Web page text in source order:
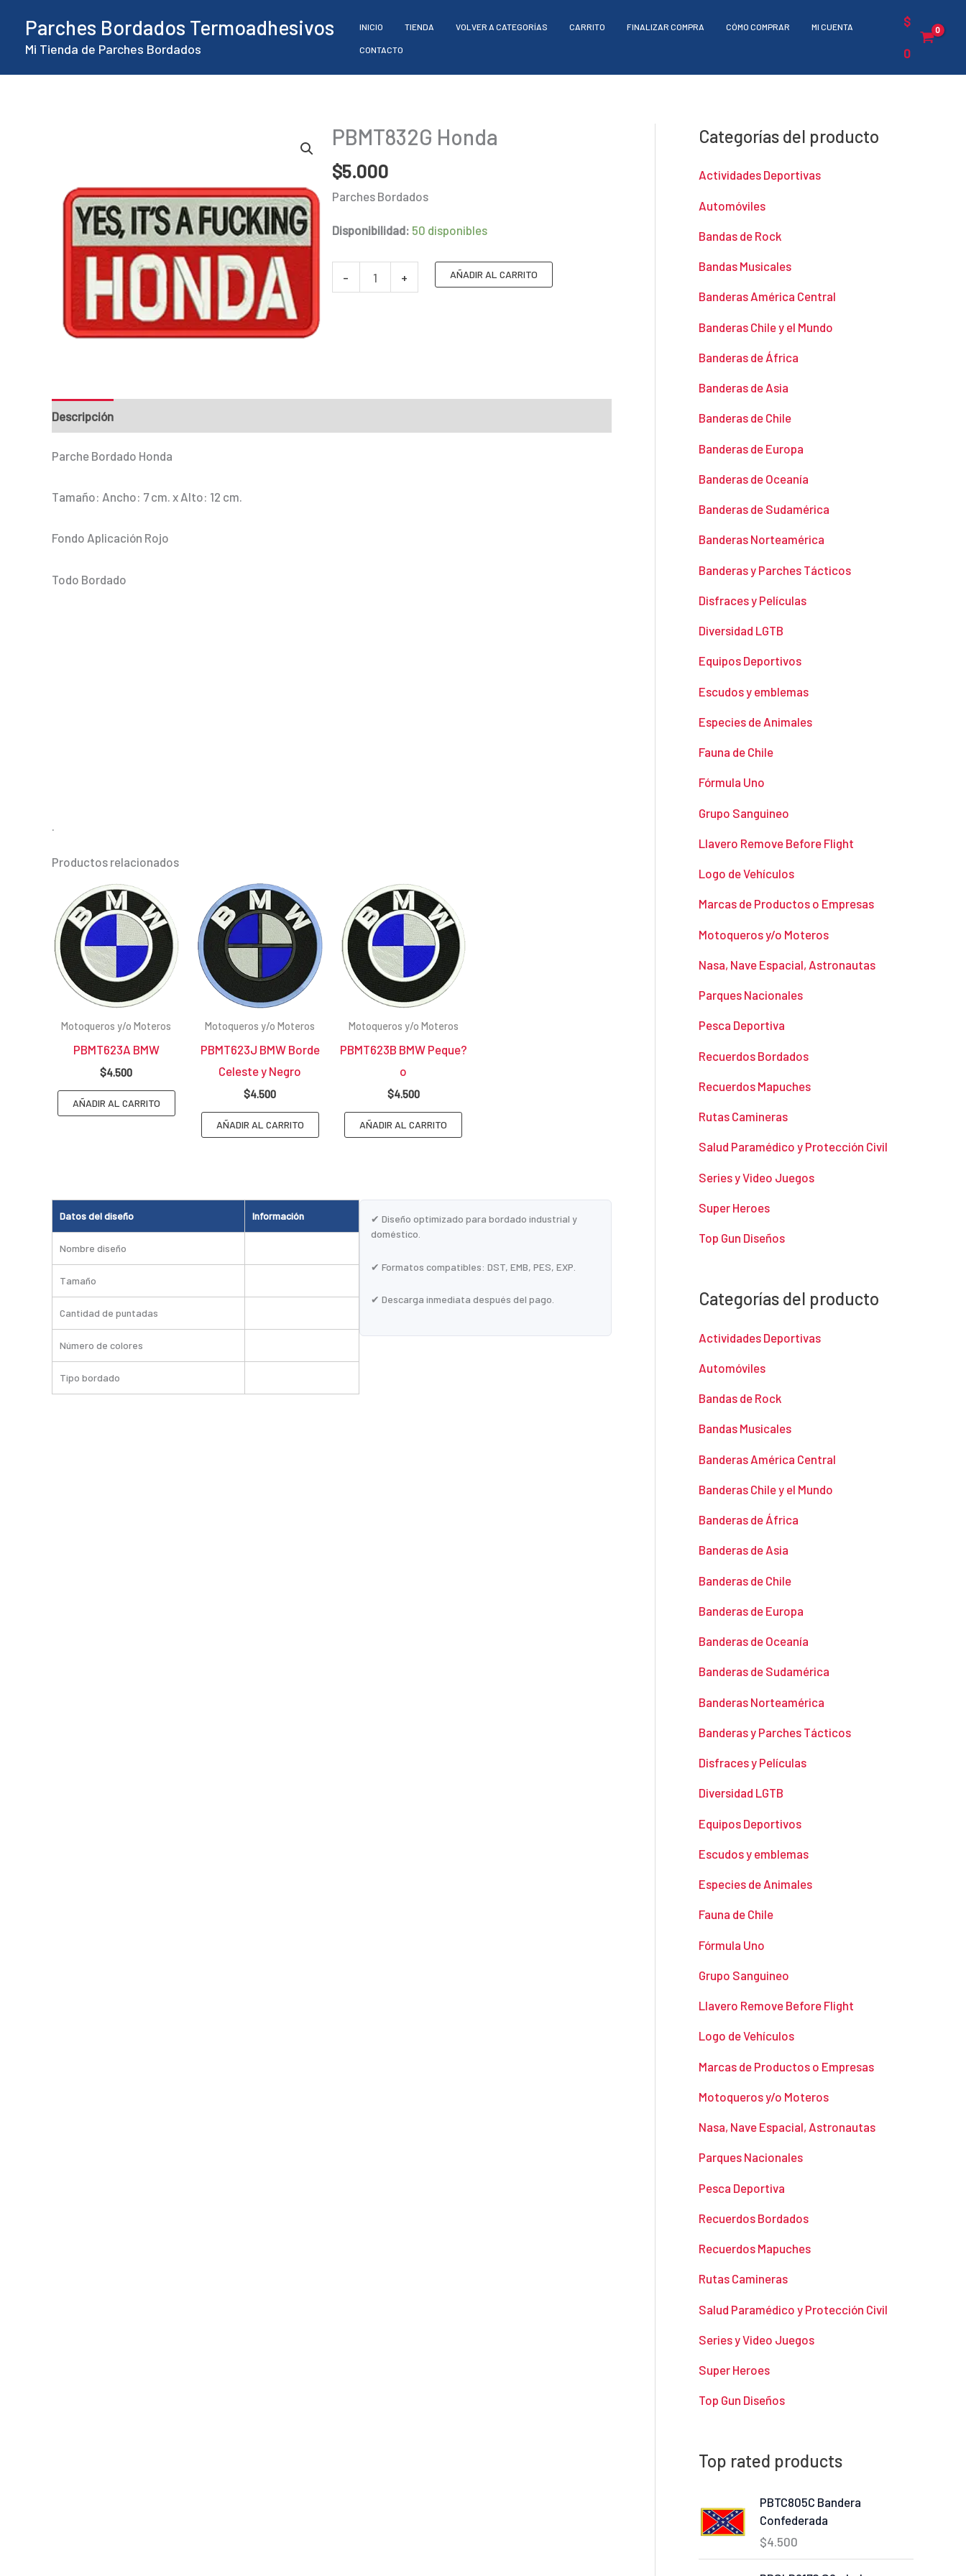
contenido
Parches Bordados Termoadhesivos
Mi Tienda de Parches Bordados
INICIO TIENDA VOLVER A CATEGORÍAS CARRITO FINALIZAR COMPRA CÓMO COMPRAR MI CUENTA
CONTACTO
$
0
Datos del diseño Información
Nombre diseño
Tamaño
Cantidad de puntadas
Número de colores
Tipo bordado
✔ Diseño optimizado para bordado industrial y
doméstico.
✔ Formatos compatibles: DST, EMB, PES, EXP.
✔ Descarga inmediata después del pago.
PBMT832G Honda
$5.000
Parches Bordados
Disponibilidad: 50 disponibles
-
PBMT832G
Honda
+ AÑADIR AL CARRITO
Descripción
Parche Bordado Honda
Tamaño: Ancho: 7 cm. x Alto: 12 cm.
Fondo Aplicación Rojo
Todo Bordado
Productos relacionados
Motoqueros y/o Moteros
PBMT623A BMW
$4.500
AÑADIR AL CARRITO
Motoqueros y/o Moteros
PBMT623J BMW Borde
Celeste y Negro
$4.500
AÑADIR AL CARRITO
Motoqueros y/o Moteros
PBMT623B BMW Peque?
o
$4.500
AÑADIR AL CARRITO
Categorías del producto
Actividades Deportivas
Automóviles
Bandas de Rock
Bandas Musicales
Banderas América Central
Banderas Chile y el Mundo
Banderas de África
Banderas de Asia
Banderas de Chile
Banderas de Europa
Banderas de Oceanía
Banderas de Sudamérica
Banderas Norteamérica
Banderas y Parches Tácticos
Disfraces y Películas
Diversidad LGTB
Equipos Deportivos
Escudos y emblemas
Especies de Animales
Fauna de Chile
Fórmula Uno
Grupo Sanguineo
Llavero Remove Before Flight
Logo de Vehículos
Marcas de Productos o Empresas
Motoqueros y/o Moteros
Nasa, Nave Espacial, Astronautas
Parques Nacionales
Pesca Deportiva
Recuerdos Bordados
Recuerdos Mapuches
Rutas Camineras
Salud Paramédico y Protección Civil
Series y Video Juegos
Super Heroes
Top Gun Diseños
Categorías del producto
Actividades Deportivas
Automóviles
Bandas de Rock
Bandas Musicales
Banderas América Central
Banderas Chile y el Mundo
Banderas de África
Banderas de Asia
Banderas de Chile
Banderas de Europa
Banderas de Oceanía
Banderas de Sudamérica
Banderas Norteamérica
Banderas y Parches Tácticos
Disfraces y Películas
Diversidad LGTB
Equipos Deportivos
Escudos y emblemas
Especies de Animales
Fauna de Chile
Fórmula Uno
Grupo Sanguineo
Llavero Remove Before Flight
Logo de Vehículos
Marcas de Productos o Empresas
Motoqueros y/o Moteros
Nasa, Nave Espacial, Astronautas
Parques Nacionales
Pesca Deportiva
Recuerdos Bordados
Recuerdos Mapuches
Rutas Camineras
Salud Paramédico y Protección Civil
Series y Video Juegos
Super Heroes
Top Gun Diseños
Top rated products
PBTC805C Bandera
Confederada
$4.500